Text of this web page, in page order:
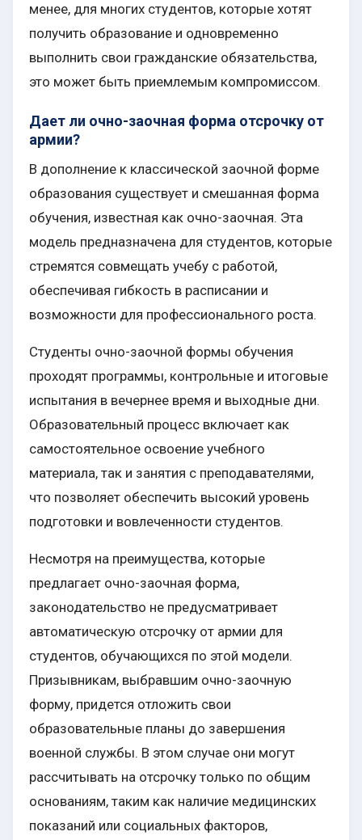
менее, для многих студентов, которые хотят
получить образование и одновременно
выполнить свои гражданские обязательства,
это может быть приемлемым компромиссом.
Дает ли очно-заочная форма отсрочку от
армии?
В дополнение к классической заочной форме
образования существует и смешанная форма
обучения, известная как очно-заочная. Эта
модель предназначена для студентов, которые
стремятся совмещать учебу с работой,
обеспечивая гибкость в расписании и
возможности для профессионального роста.
Студенты очно-заочной формы обучения
проходят программы, контрольные и итоговые
испытания в вечернее время и выходные дни.
Образовательный процесс включает как
самостоятельное освоение учебного
материала, так и занятия с преподавателями,
что позволяет обеспечить высокий уровень
подготовки и вовлеченности студентов.
Несмотря на преимущества, которые
предлагает очно-заочная форма,
законодательство не предусматривает
автоматическую отсрочку от армии для
студентов, обучающихся по этой модели.
Призывникам, выбравшим очно-заочную
форму, придется отложить свои
образовательные планы до завершения
военной службы. В этом случае они могут
рассчитывать на отсрочку только по общим
основаниям, таким как наличие медицинских
показаний или социальных факторов,